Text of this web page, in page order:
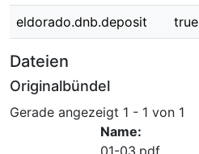
eldorado.dnb.deposit true
Dateien
Originalbündel
Gerade angezeigt 1 - 1 von 1
Name:
01-03.pdf